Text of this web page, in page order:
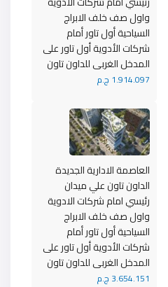
واول صف خلف الابراج
السياحية أول تاور أمام
شركات الأدوية أول تاور على
المدخل الغربى للداون تاون
1.914.097 ج.م
العاصمة الادارية الجديدة
الداون تاون علي ميدان
رئيسي امام شركات الادوية
واول صف خلف الابراج
السياحية أول تاور أمام
شركات الأدوية أول تاور على
المدخل الغربى للداون تاون
3.654.151 ج.م